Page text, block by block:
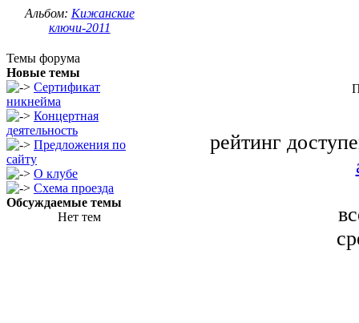
Альбом: Кижанские
ключи-2011
Темы форума
Новые темы
Сертификат
никнейма
Концертная
деятельность
Предложения по
сайту
О клубе
Схема проезда
Обсуждаемые темы
Нет тем
рейтинг